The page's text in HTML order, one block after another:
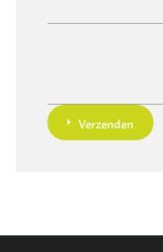
Verzenden